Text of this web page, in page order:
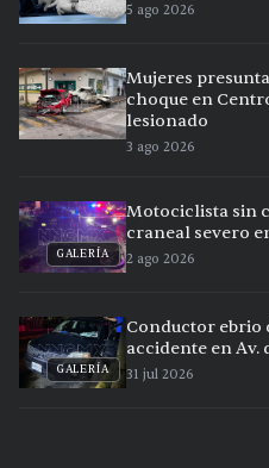
5 ago 2026
Mujeres
choque en
lesionado
3 ago 2026
GALERÍA
Motociclista sin
craneal severo
2 ago 2026
GALERÍA
Conductor ebrio
accidente en Av.
31 jul 2026